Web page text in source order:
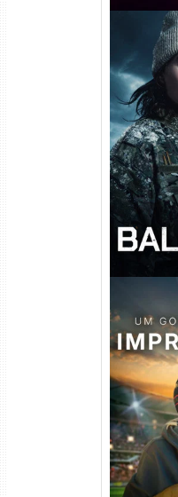
Balística
DL
Um
Torrent